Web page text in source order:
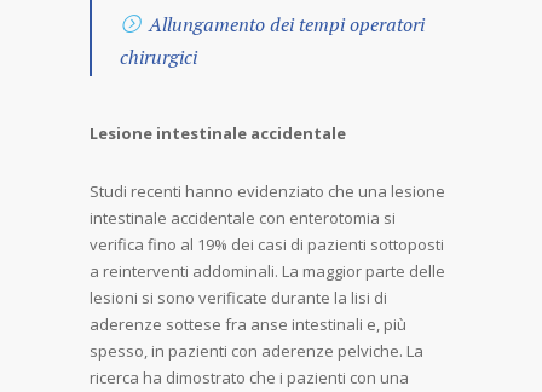
Allungamento dei tempi operatori
chirurgici
Lesione intestinale accidentale
Studi recenti hanno evidenziato che una lesione
intestinale accidentale con enterotomia si
verifica fino al 19% dei casi di pazienti sottoposti
a reinterventi addominali. La maggior parte delle
lesioni si sono verificate durante la lisi di
aderenze sottese fra anse intestinali e, più
spesso, in pazienti con aderenze pelviche. La
ricerca ha dimostrato che i pazienti con una